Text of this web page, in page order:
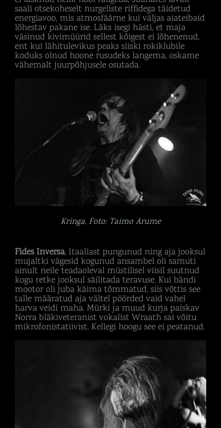
saali otsekoheselt nurgeliste riffidega täidetud
energiavoo, mis atmosfäärne kui väljas aiateibaid
lõhestav pakane ise. Läks isegi hästi, et maja
väsinud kivimüürid sellest kõigest ei lõhenenud,
ent kui lähitulevikus peaks siiski rokiklubile
koduks olnud hoone rusudeks langema, oskame
vähemalt juurpõhjusele osutada.
Kringa. Foto: Taimo Arume
Fides Inversa, Itaaliast pungunud ning aja jooksul
mujaltki vägesid kogunud ansambel oli samuti
ainult neile teadaoleval müstilisel viisil suutnud
kogu retke jooksul säilitada teravuse. Kui bändi
mootor oli juba käima tõmmatud, siis võttis see
talle määratud aja vältel pöörded vaid vahel
harva veidi maha. Mürki ja muud kurja paiskav
Norra bläkiveteranist vokalist Wraath sai võitu
mikrofonistatiivist. Kellegi hoogu see ei peatanud.